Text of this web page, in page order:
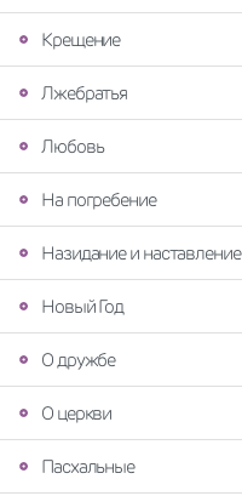
Крещение
Лжебратья
Любовь
На погребение
Назидание и наставление
Новый Год
О дружбе
О церкви
Пасхальные